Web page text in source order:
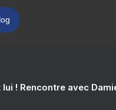
! Rencontre avec